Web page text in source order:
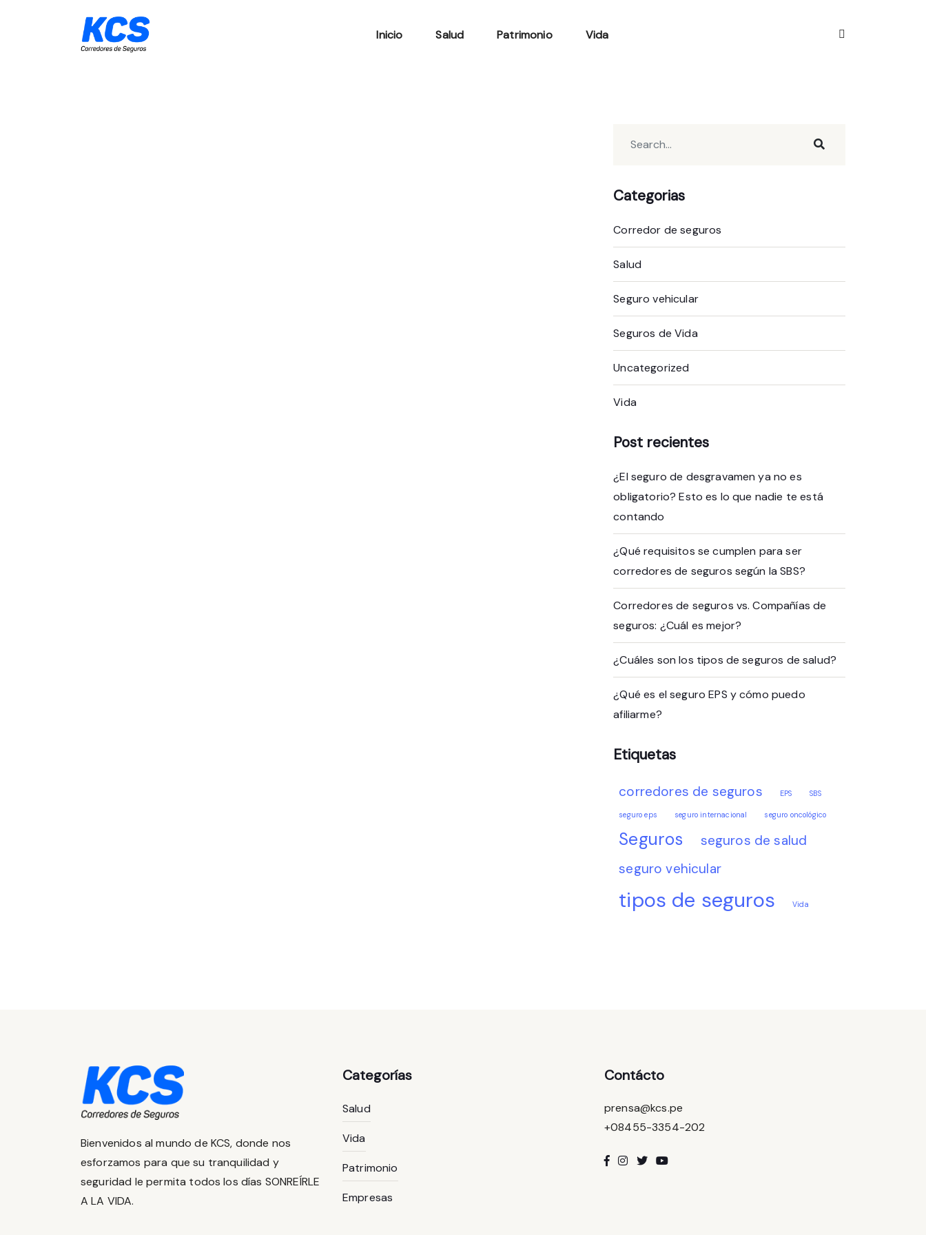
Inicio Salud Patrimonio Vida
Categorias
Corredor de seguros
Salud
Seguro vehicular
Seguros de Vida
Uncategorized
Vida
Post recientes
¿El seguro de desgravamen ya no es
obligatorio? Esto es lo que nadie te está
contando
¿Qué requisitos se cumplen para ser
corredores de seguros según la SBS?
Corredores de seguros vs. Compañías de
seguros: ¿Cuál es mejor?
¿Cuáles son los tipos de seguros de salud?
¿Qué es el seguro EPS y cómo puedo
afiliarme?
Etiquetas
corredores de seguros EPS SBS
seguro eps seguro internacional seguro oncológico
Seguros
seguros de salud
seguro vehicular
tipos de seguros Vida
Bienvenidos al mundo de KCS, donde nos
esforzamos para que su tranquilidad y
seguridad le permita todos los días SONREÍRLE
A LA VIDA.
Categorías
Salud
Vida
Patrimonio
Empresas
Contácto
prensa@kcs.pe
+08455-3354-202